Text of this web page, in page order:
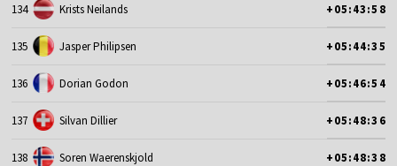
134 Krists Neilands +05:43:58
135 Jasper Philipsen +05:44:35
136 Dorian Godon +05:46:54
137 Silvan Dillier +05:48:36
138 Soren Waerenskjold +05:48:38